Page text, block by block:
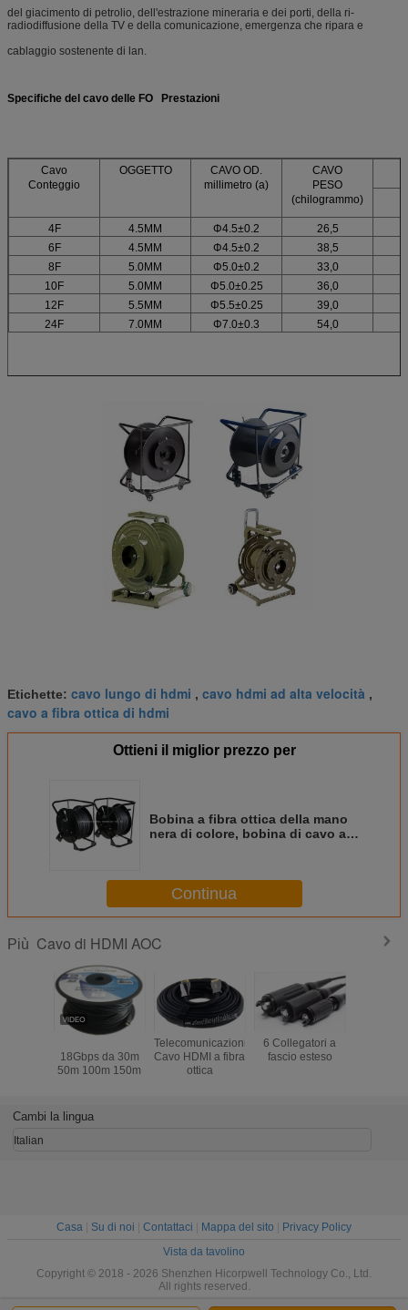
del giacimento di petrolio, dell'estrazione mineraria e dei porti, della ri-
radiodiffusione della TV e della comunicazione, emergenza che ripara e
cablaggio sostenente di lan.
Specifiche del cavo delle FO Prestazioni
Cavo
Conteggio
OGGETTO
CAVO OD.
millimetro (a)
CAVO
PESO
(chilogrammo)
4F 4.5MM Φ4.5±0.2
26,5
6F
4.5MM Φ4.5±0.2 38,5
8F
5.0MM Φ5.0±0.2 33,0
10F
5.0MM Φ5.0±0.25 36,0
12F
5.5MM Φ5.5±0.25 39,0
24F
7.0MM Φ7.0±0.3 54,0
Etichette: cavo lungo di hdmi , cavo hdmi ad alta velocità ,
cavo a fibra ottica di hdmi
Ottieni il miglior prezzo per
Bobina a fibra ottica della mano
nera di colore, bobina di cavo a
Continua
Più Cavo di HDMI AOC
18Gbps da 30m
50m 100m 150m
Telecomunicazioni
Cavo HDMI a fibra
ottica
6 Collegatori a
fascio esteso
Cambi la lingua
Italian
Casa Su di noi Contattaci Mappa del sito
Privacy Policy
Vista da tavolino
Copyright © 2018 - 2026 Shenzhen Hicorpwell Technology Co., Ltd.
All rights reserved.